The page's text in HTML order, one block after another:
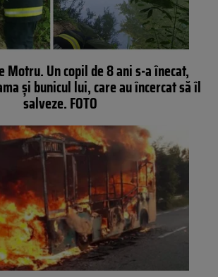
Motru. Un copil de 8 ani s-a înecat,
și bunicul lui, care au încercat să îl
salveze. FOTO